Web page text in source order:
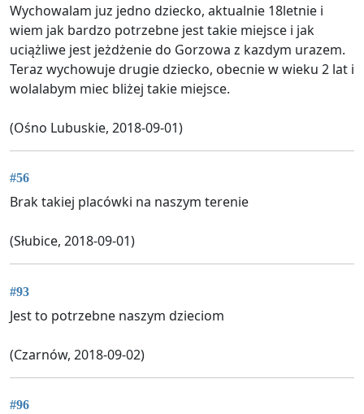
Wychowalam juz jedno dziecko, aktualnie 18letnie i
wiem jak bardzo potrzebne jest takie miejsce i jak
uciążliwe jest jeżdżenie do Gorzowa z kazdym urazem.
Teraz wychowuje drugie dziecko, obecnie w wieku 2 lat i
wolalabym miec bliżej takie miejsce.
(Ośno Lubuskie, 2018-09-01)
#56
Brak takiej placówki na naszym terenie
(Słubice, 2018-09-01)
#93
Jest to potrzebne naszym dzieciom
(Czarnów, 2018-09-02)
#96